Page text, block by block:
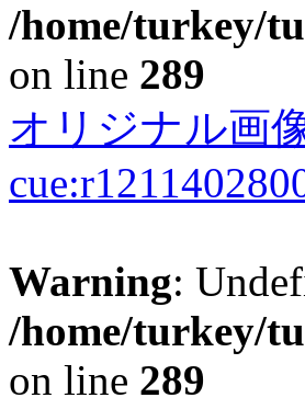
/home/turkey/
on line 289
オリジナル画
Warning:
/home/turkey/
on line 289